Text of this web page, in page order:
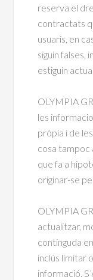
reserva el
contractats
usuaris, en
siguin falses,
estiguin
OLYMPIA
les
pròpia i de
cosa tampoc
que fa a
originar-se
OLYMPIA
actualitzar,
continguda
inclús limitar
informació.